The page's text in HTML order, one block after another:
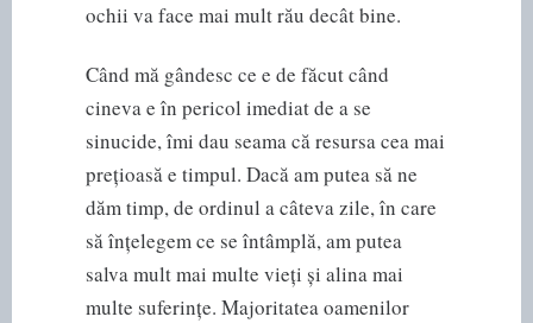
ochii va face mai mult rău decât bine.
Când mă gândesc ce e de făcut când
cineva e în pericol imediat de a se
sinucide, îmi dau seama că resursa cea mai
prețioasă e timpul. Dacă am putea să ne
dăm timp, de ordinul a câteva zile, în care
să înțelegem ce se întâmplă, am putea
salva mult mai multe vieți și alina mai
multe suferințe. Majoritatea oamenilor